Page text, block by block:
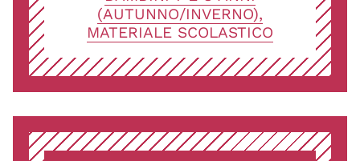
(AUTUNNO/INVERNO),
MATERIALE SCOLASTICO